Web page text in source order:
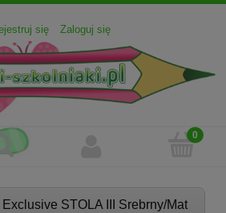
się Zaloguj się
Exclusive STOLA III Srebrny/Mat